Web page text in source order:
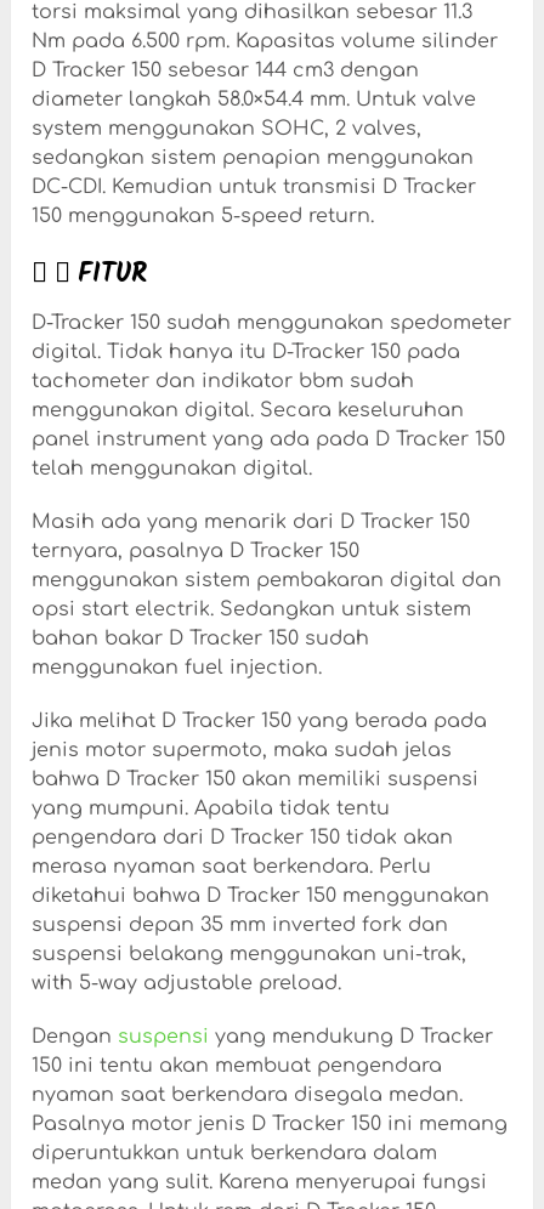
torsi maksimal yang dihasilkan sebesar 11.3
Nm pada 6.500 rpm. Kapasitas volume silinder
D Tracker 150 sebesar 144 cm3 dengan
diameter langkah 58.0×54.4 mm. Untuk valve
system menggunakan SOHC, 2 valves,
sedangkan sistem penapian menggunakan
DC-CDI. Kemudian untuk transmisi D Tracker
150 menggunakan 5-speed return.
FITUR
D-Tracker 150 sudah menggunakan spedometer
digital. Tidak hanya itu D-Tracker 150 pada
tachometer dan indikator bbm sudah
menggunakan digital. Secara keseluruhan
panel instrument yang ada pada D Tracker 150
telah menggunakan digital.
Masih ada yang menarik dari D Tracker 150
ternyara, pasalnya D Tracker 150
menggunakan sistem pembakaran digital dan
opsi start electrik. Sedangkan untuk sistem
bahan bakar D Tracker 150 sudah
menggunakan fuel injection.
Jika melihat D Tracker 150 yang berada pada
jenis motor supermoto, maka sudah jelas
bahwa D Tracker 150 akan memiliki suspensi
yang mumpuni. Apabila tidak tentu
pengendara dari D Tracker 150 tidak akan
merasa nyaman saat berkendara. Perlu
diketahui bahwa D Tracker 150 menggunakan
suspensi depan 35 mm inverted fork dan
suspensi belakang menggunakan uni-trak,
with 5-way adjustable preload.
Dengan suspensi yang mendukung D Tracker
150 ini tentu akan membuat pengendara
nyaman saat berkendara disegala medan.
Pasalnya motor jenis D Tracker 150 ini memang
diperuntukkan untuk berkendara dalam
medan yang sulit. Karena menyerupai fungsi